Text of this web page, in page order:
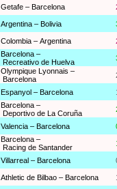
Getafe – Barcelona
Argentina – Bolivia
Colombia – Argentina
Barcelona –
Recreativo de Huelva
Olympique Lyonnais –
Barcelona
Espanyol – Barcelona
Barcelona –
Deportivo de La Coruña
Valencia – Barcelona
Barcelona –
Racing de Santander
Villarreal – Barcelona
Athletic de Bilbao – Barcelona